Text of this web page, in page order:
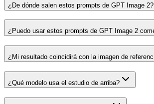
¿De dónde salen estos prompts de GPT Image 2?
¿Puedo usar estos prompts de GPT Image 2
¿Mi resultado coincidirá con la imagen de
¿Qué modelo usa el estudio de arriba?